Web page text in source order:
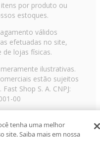
por produto ou
estoques.
válidos
efetuadas no site,
de lojas físicas.
ilustrativas.
estão sujeitos
Shop S. A. CNPJ:
00
11 3003-3728 ©
reservadosRF
tenha uma melhor
site. Saiba mais em nossa